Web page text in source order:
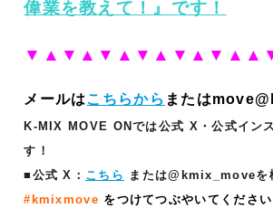
偉業を教えて！ 』です！
メールはこちらから または
K-MIX MOVE ONでは公式 X・公式イン
す！
■公式 X： こちら または@kmix_moveを
#kmixmove をつけてつぶやいてください